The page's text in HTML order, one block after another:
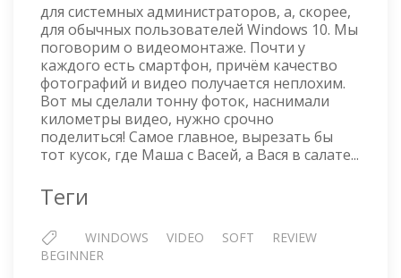
для системных администраторов, а, скорее,
для обычных пользователей Windows 10. Мы
поговорим о видеомонтаже. Почти у
каждого есть смартфон, причём качество
фотографий и видео получается неплохим.
Вот мы сделали тонну фоток, наснимали
километры видео, нужно срочно
поделиться! Самое главное, вырезать бы
тот кусок, где Маша с Васей, а Вася в салате...
Теги
WINDOWS VIDEO SOFT
REVIEW
BEGINNER